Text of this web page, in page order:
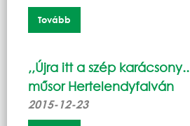
Tovább
,,Újra itt a szép
műsor Hertelendyfalván
2015-12-23